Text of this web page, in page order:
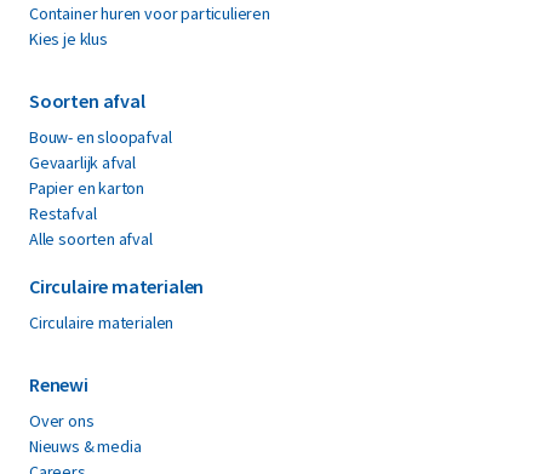
Container huren voor particulieren
Kies je klus
Soorten afval
Bouw- en sloopafval
Gevaarlijk afval
Papier en karton
Restafval
Alle soorten afval
Circulaire materialen
Circulaire materialen
Renewi
Over ons
Nieuws & media